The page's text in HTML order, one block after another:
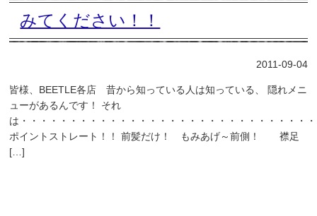
みてください！！
2011-09-04
皆様、BEETLE各店 昔から知っている人は知っている、 隠れメニ
ューがあるんです！ それ
は・・・・・・・・・・・・・・・・・・・・・・・・・・・・・
ポイントストレート！！ 前髪だけ！ もみあげ～前側！ 襟足
[…]